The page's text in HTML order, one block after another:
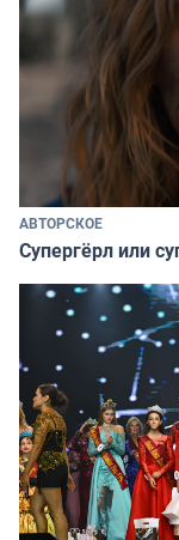
АВТОРСКОЕ
Супергёрл или